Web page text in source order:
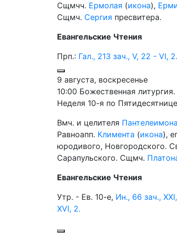
Сщмчч. Ермолая (икона),
Сщмч. Сергия пресвитера.
Евангельские Чтения
Прп.: Гал., 213 зач., V, 22 - VI, 2.
9 августа, воскресенье
10:00 Божественная литургия.
Неделя 10-я по
Вмч. и целителя Пантелеимона
Равноапп. Климента (икона),
юродивого, Новгородского.
Сарапульского. Сщмч.
Евангельские Чтения
Утр. - Ев. 10-е, Ин., 66 зач.,
XVI, 2.